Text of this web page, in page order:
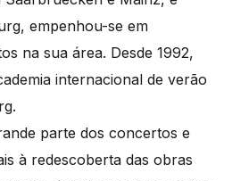
empenhou-se em
na sua área. Desde 1992,
internacional de verão
parte dos concertos e
à redescoberta das obras